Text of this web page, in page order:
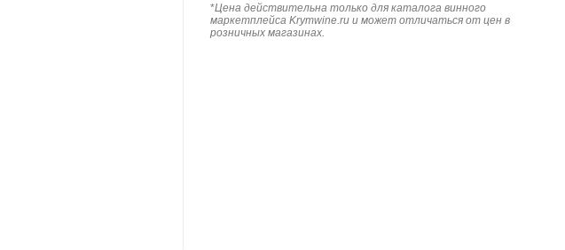
*Цена действительна только для каталога винного
маркетплейса Krymwine.ru и может отличаться от цен в
розничных магазинах.